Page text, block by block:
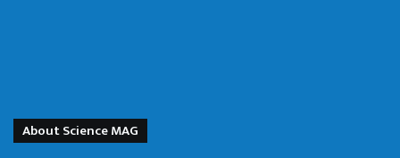
About Science MAG